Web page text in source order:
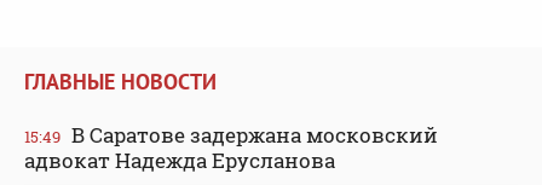
ГЛАВНЫЕ НОВОСТИ
15:49 В Саратове задержана московский
адвокат Надежда Ерусланова